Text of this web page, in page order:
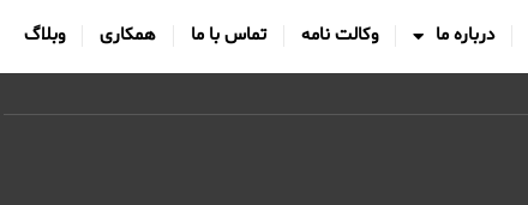
درباره ما وکالت نامه تماس با ما همکاری وبلاگ